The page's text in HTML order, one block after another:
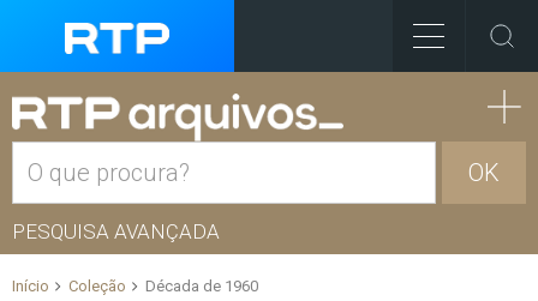
OK
PESQUISA AVANÇADA
Início Coleção Década de 1960